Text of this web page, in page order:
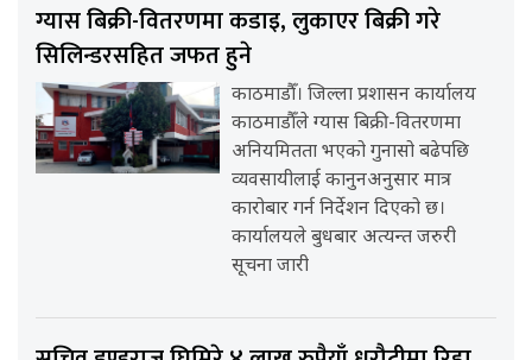
ग्यास बिक्री-वितरणमा कडाइ, लुकाएर बिक्री गरे
सिलिन्डरसहित जफत हुने
काठमाडौँ। जिल्ला प्रशासन कार्यालय
काठमाडौँले ग्यास बिक्री-वितरणमा
अनियमितता भएको गुनासो बढेपछि
व्यवसायीलाई कानुनअनुसार मात्र
कारोबार गर्न निर्देशन दिएको छ।
कार्यालयले बुधबार अत्यन्त जरुरी
सूचना जारी